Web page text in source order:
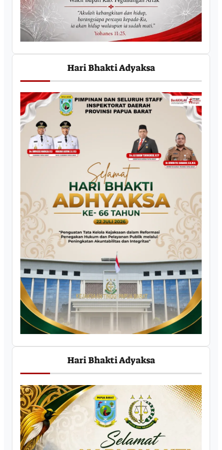
Hari Bhakti Adyaksa
Hari Bhakti Adyaksa